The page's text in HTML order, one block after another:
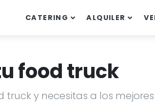
CATERING ALQUILER
food truck
y necesitas a los